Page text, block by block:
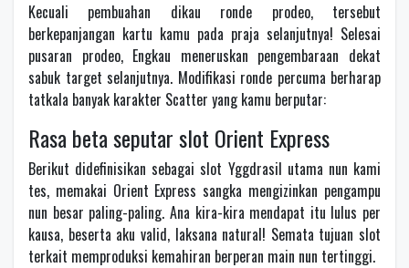
Kecuali pembuahan dikau ronde prodeo, tersebut
berkepanjangan kartu kamu pada praja selanjutnya! Selesai
pusaran prodeo, Engkau meneruskan pengembaraan dekat
sabuk target selanjutnya. Modifikasi ronde percuma berharap
tatkala banyak karakter Scatter yang kamu berputar:
Rasa beta seputar slot Orient Express
Berikut didefinisikan sebagai slot Yggdrasil utama nun kami
tes, memakai Orient Express sangka mengizinkan pengampu
nun besar paling-paling. Ana kira-kira mendapat itu lulus per
kausa, beserta aku valid, laksana natural! Semata tujuan slot
terkait memproduksi kemahiran berperan main nun tertinggi.